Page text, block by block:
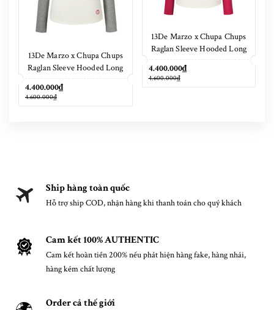
13De Marzo x Chupa Chups
Raglan Sleeve Hooded Long
4.400.000₫
4.600.000₫
13De Marzo x Chupa Chups
Raglan Sleeve Hooded Long
4.400.000₫
4.600.000₫
Ship hàng toàn quốc
Hỗ trợ ship COD, nhận hàng khi thanh toán cho quý khách
Cam kết 100% AUTHENTIC
Cam kết hoàn tiền 200% nếu phát hiện hàng fake, hàng nhái,
hàng kém chất lượng
Order cả thế giới